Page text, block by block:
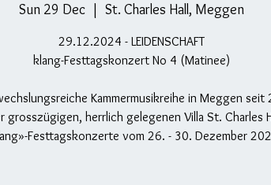
Sun 29 Dec
  |
St. Charles Hall, Meggen
29.12.2024 - LEIDENSCHAFT
klang-Festtagskonzert No 4 (Matinee)
Kammermusikreihe in Meggen seit
grosszügigen, herrlich gelegenen Villa St. Charles
Festtagskonzerte vom 26. - 30. Dezember